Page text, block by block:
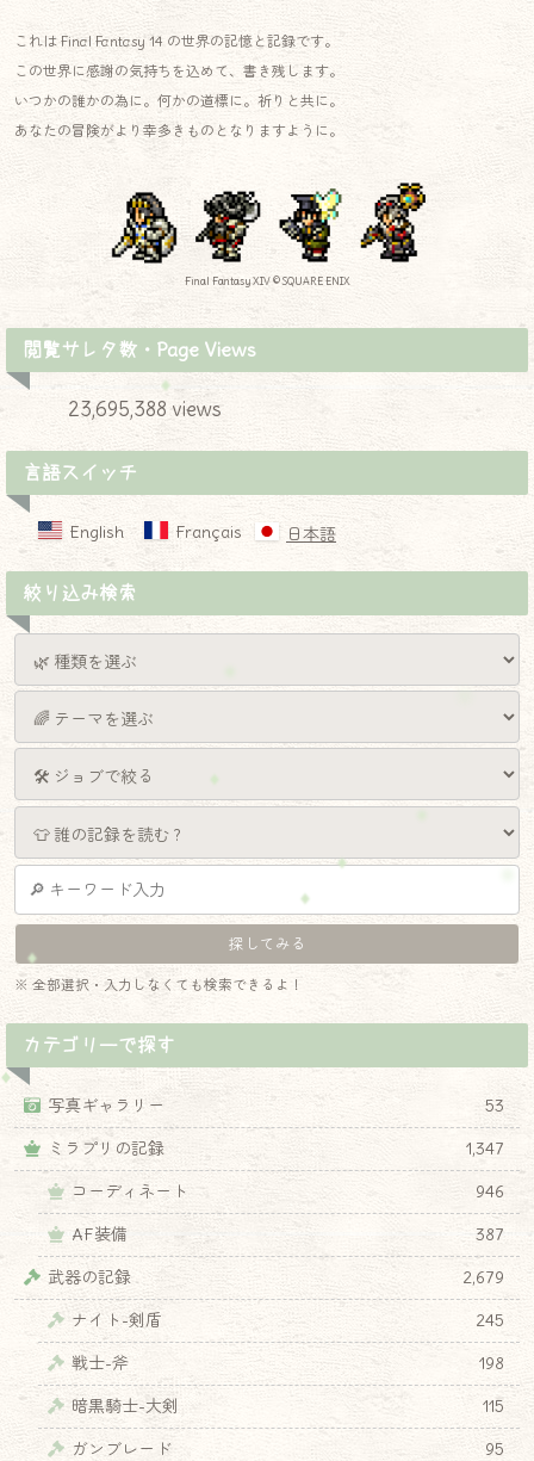
これは Final Fantasy 14 の世界の記憶と記録です。
この世界に感謝の気持ちを込めて、書き残します。
いつかの誰かの為に。何かの道標に。祈りと共に。
あなたの冒険がより幸多きものとなりますように。
Final Fantasy XIV © SQUARE ENIX
閲覧サレタ数・Page Views
23,695,388 views
言語スイッチ
English Français 日本語
絞り込み検索
※ 全部選択・入力しなくても検索できるよ！
カテゴリーで探す
写真ギャラリー
53
ミラプリの記録
1,347
コーディネート
946
AF装備
387
武器の記録
2,679
ナイト-剣盾
245
戦士-斧
198
暗黒騎士-大剣
115
ガンブレード
95